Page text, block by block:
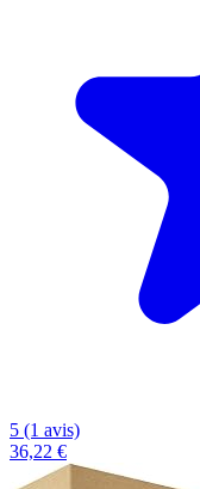
5 (1 avis)
36,22 €